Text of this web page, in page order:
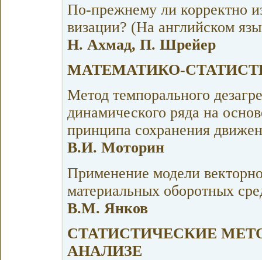
По-прежнему ли корректно
визации? (На английском
Н. Ахмад, П. Шрейер
МАТЕМАТИКО-
Метод темпорального
динамического ряда на
принципа сохранения
В.И. Моторин
Применение модели
материальных оборотных
В.М. Янков
СТАТИСТИЧЕСКИЕ
АНАЛИЗЕ